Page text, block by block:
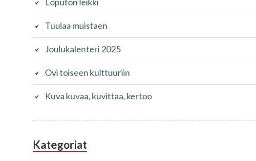
Tuulaa muistaen
Joulukalenteri 2025
Ovi toiseen kulttuuriin
Kuva kuvaa, kuvittaa, kertoo
Kategoriat